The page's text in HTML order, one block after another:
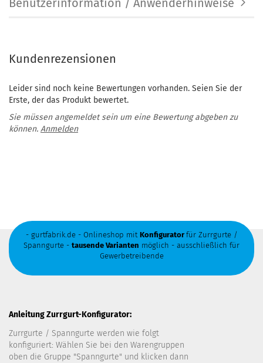
Benutzerinformation / Anwenderhinweise
Kundenrezensionen
Leider sind noch keine Bewertungen vorhanden. Seien Sie der
Erste, der das Produkt bewertet.
Sie müssen angemeldet sein um eine Bewertung abgeben zu
können. Anmelden
- gurtfabrik.de - Onlineshop mit Konfiguratorfür Zurrgurte /
Spanngurte - tausende Varianten möglich - ausschließlich für
Gewerbetreibende
Anleitung Zurrgurt-Konfigurator:
Zurrgurte / Spanngurte werden wie folgt
konfiguriert: Wählen Sie bei den Warengruppen
oben die Gruppe "Spanngurte" und klicken dann